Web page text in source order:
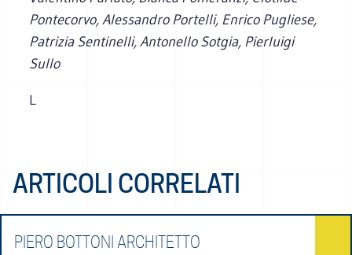
Pontecorvo, Alessandro Portelli, Enrico Pugliese,
Patrizia Sentinelli, Antonello Sotgia, Pierluigi
Sullo
L
ARTICOLI CORRELATI
PIERO BOTTONI ARCHITETTO